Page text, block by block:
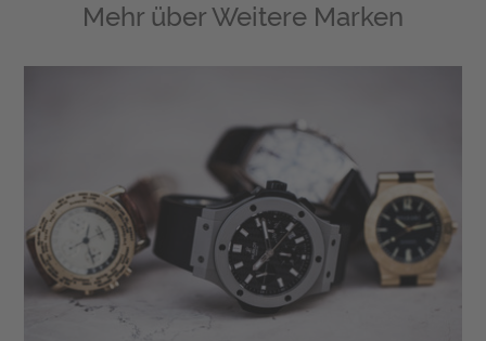
Mehr überWeitere Marken